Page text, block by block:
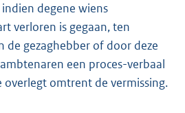
degene wiens
verloren is gegaan, ten
de gezaghebber of door deze
een proces-verbaal
overlegt omtrent de vermissing.